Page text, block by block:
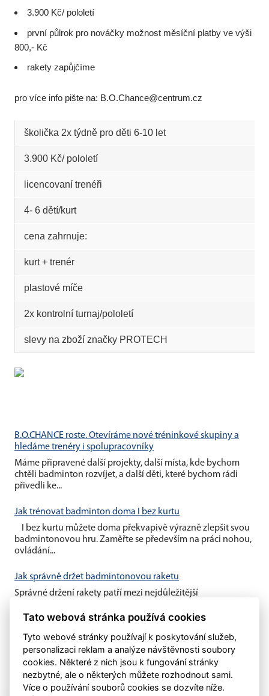
3.900 Kč/ pololetí
první půlrok pro nováčky možnost měsíční platby ve výši
800,- Kč
rakety zapůjčíme
pro více info pište na: B.O.Chance@centrum.cz
školička 2x týdně pro děti 6-10 let
3.900 Kč/ pololetí
licencovaní trenéři
4- 6 dětí/kurt
cena zahrnuje:
kurt + trenér
plastové míče
2x kontrolní turnaj/pololetí
slevy na zboží značky PROTECH
B.O.CHANCE roste. Otevíráme nové tréninkové skupiny a
hledáme trenéry i spolupracovníky
Máme připravené další projekty, další místa, kde bychom
chtěli badminton rozvíjet, a další děti, které bychom rádi
přivedli ke...
Jak trénovat badminton doma I bez kurtu
I bez kurtu můžete doma překvapivě výrazně zlepšit svou
badmintonovou hru. Zaměřte se především na práci nohou,
ovládání...
Jak správně držet badmintonovou raketu
Správné držení rakety patří mezi nejdůležitější
kontrolovat míček, zahrát...
Tato webová stránka používá cookies
Tyto webové stránky používají k poskytování služeb,
personalizaci reklam a analýze návštěvnosti soubory
cookies. Některé z nich jsou k fungování stránky
nezbytné, ale o některých můžete rozhodnout sami.
Více o používání souborů cookies se dozvíte níže.